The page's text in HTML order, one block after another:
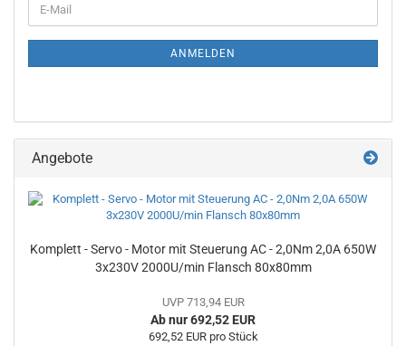
ZUR
E-
Mail
ANMELDEN
Angebote
Komplett - Servo - Motor mit Steuerung AC - 2,0Nm 2,0A 650W
3x230V 2000U/min Flansch 80x80mm
UVP 713,94 EUR
Ab nur 692,52 EUR
692,52 EUR pro Stück